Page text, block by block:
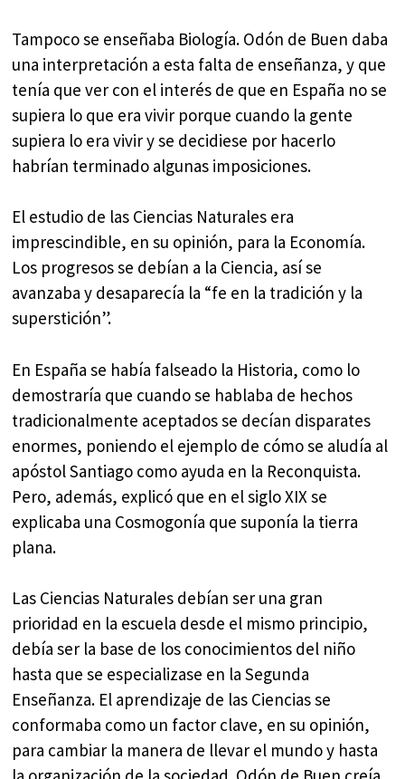
Tampoco se enseñaba Biología. Odón de Buen daba
una interpretación a esta falta de enseñanza, y que
tenía que ver con el interés de que en España no se
supiera lo que era vivir porque cuando la gente
supiera lo era vivir y se decidiese por hacerlo
habrían terminado algunas imposiciones.
El estudio de las Ciencias Naturales era
imprescindible, en su opinión, para la Economía.
Los progresos se debían a la Ciencia, así se
avanzaba y desaparecía la “fe en la tradición y la
superstición”.
En España se había falseado la Historia, como lo
demostraría que cuando se hablaba de hechos
tradicionalmente aceptados se decían disparates
enormes, poniendo el ejemplo de cómo se aludía al
apóstol Santiago como ayuda en la Reconquista.
Pero, además, explicó que en el siglo XIX se
explicaba una Cosmogonía que suponía la tierra
plana.
Las Ciencias Naturales debían ser una gran
prioridad en la escuela desde el mismo principio,
debía ser la base de los conocimientos del niño
hasta que se especializase en la Segunda
Enseñanza. El aprendizaje de las Ciencias se
conformaba como un factor clave, en su opinión,
para cambiar la manera de llevar el mundo y hasta